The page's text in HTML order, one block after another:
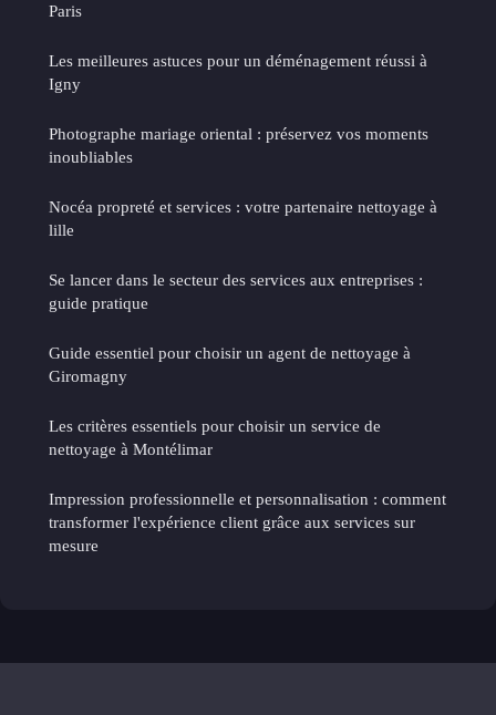
Paris
Les meilleures astuces pour un déménagement réussi à
Igny
Photographe mariage oriental : préservez vos moments
inoubliables
Nocéa propreté et services : votre partenaire nettoyage à
lille
Se lancer dans le secteur des services aux entreprises :
guide pratique
Guide essentiel pour choisir un agent de nettoyage à
Giromagny
Les critères essentiels pour choisir un service de
nettoyage à Montélimar
Impression professionnelle et personnalisation : comment
transformer l'expérience client grâce aux services sur
mesure